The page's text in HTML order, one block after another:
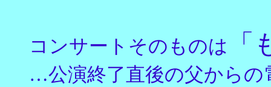
コンサートそのものは 「
…公演終了直後の父からの